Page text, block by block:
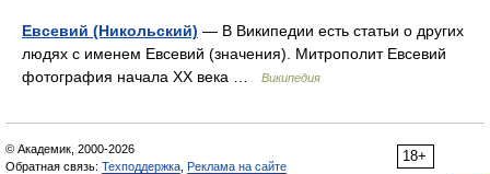
Евсевий (Никольский) — В Википедии есть статьи о других
людях с именем Евсевий (значения). Митрополит Евсевий
фотография начала XX века …
Википедия
18+
© Академик, 2000-2026
Обратная связь: Техподдержка Реклама на сайте